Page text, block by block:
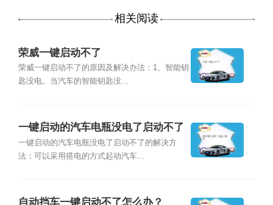
相关阅读
荣威一键启动不了
荣威一键启动不了的原因及解决办法：1、智能钥
匙没电。当汽车的智能钥匙没...
一键启动的汽车电瓶没电了启动不了
怎么办？
一键启动的汽车电瓶没电了启动不了的解决方
法：可以采用搭电的方式起动汽车...
自动挡车一键启动不了怎么办？